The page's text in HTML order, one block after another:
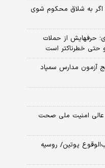
اگر به شلاق محکوم شوی
حرفهایش از حملات
و حتی خطرناکتر است
آزمون مدارس سمپاد
عالی امنیت ملی صحت
پوتین/ روسیه